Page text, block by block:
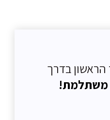
בדרך
משתלמת!